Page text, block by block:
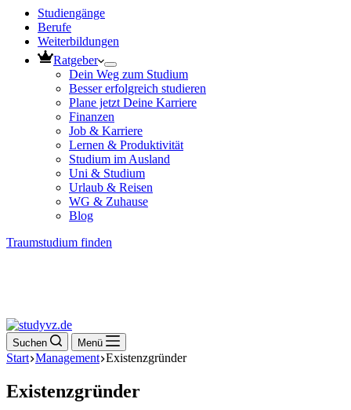
Studiengänge
Berufe
Weiterbildungen
Ratgeber
Dein Weg zum Studium
Besser erfolgreich studieren
Plane jetzt Deine Karriere
Finanzen
Job & Karriere
Lernen & Produktivität
Studium im Ausland
Uni & Studium
Urlaub & Reisen
WG & Zuhause
Blog
Traumstudium finden
Suchen Menü
Start Management Existenzgründer
Existenzgründer